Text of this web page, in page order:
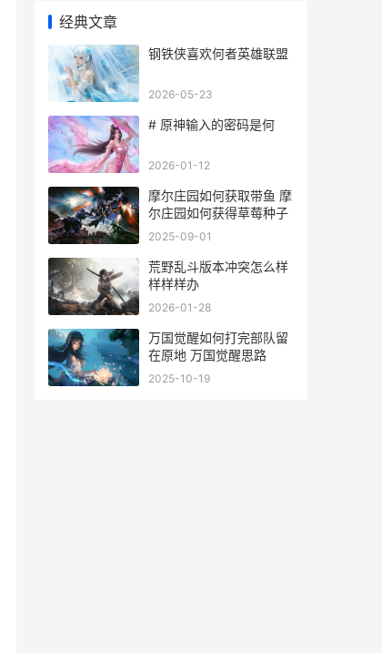
经典文章
钢铁侠喜欢何者英雄联盟
2026-05-23
# 原神输入的密码是何
2026-01-12
摩尔庄园如何获取带鱼 摩
尔庄园如何获得草莓种子
2025-09-01
荒野乱斗版本冲突怎么样
样样样办
2026-01-28
万国觉醒如何打完部队留
在原地 万国觉醒思路
2025-10-19